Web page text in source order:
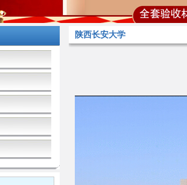
陕西长安大学